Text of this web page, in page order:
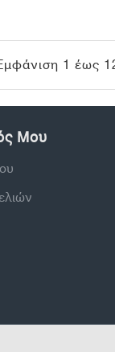
1 έως
Μου